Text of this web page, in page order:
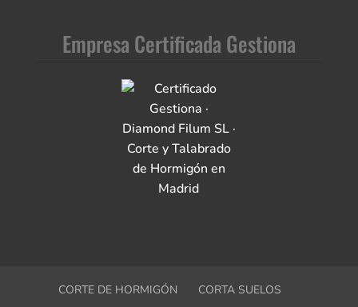
Empresa Certificada Gestiona
CORTE DE HORMIGÓN
CORTA SUELOS